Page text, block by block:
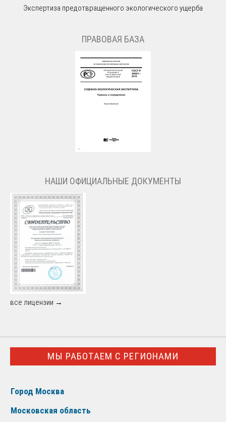
Экспертиза предотвращенного экологического ущерба
ПРАВОВАЯ БАЗА
НАШИ ОФИЦИАЛЬНЫЕ ДОКУМЕНТЫ
все лицензии →
МЫ РАБОТАЕМ С РЕГИОНАМИ
Город Москва
Московская область